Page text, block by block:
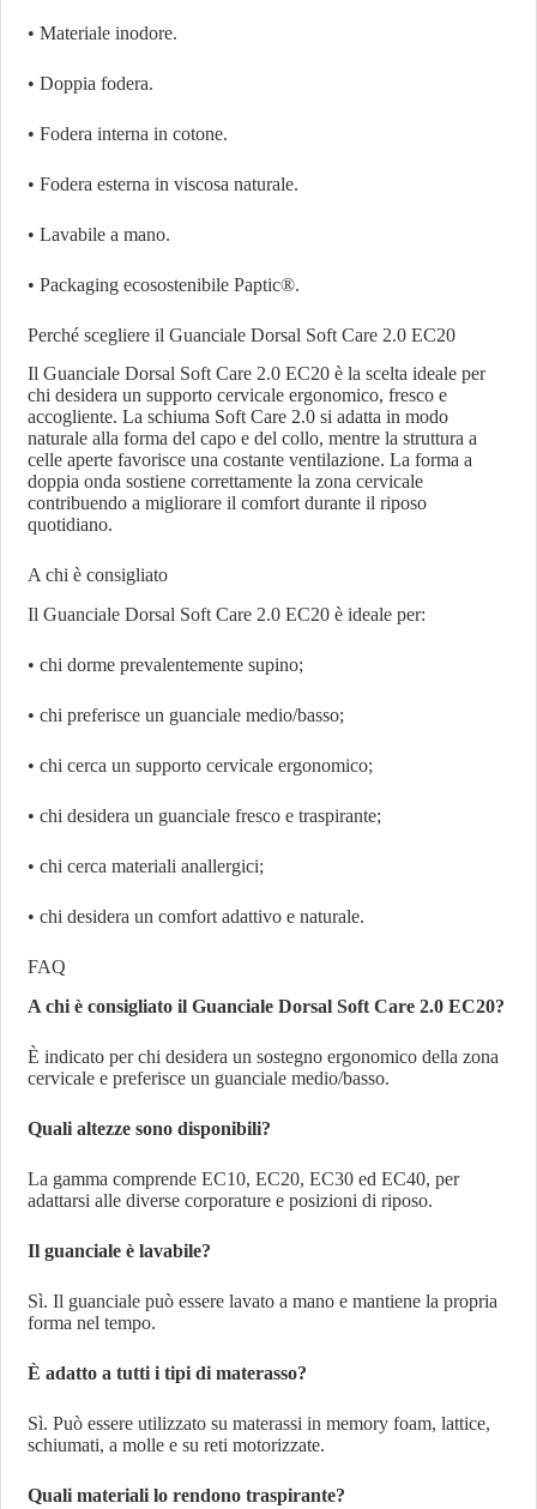
• Materiale inodore.
• Doppia fodera.
• Fodera interna in cotone.
• Fodera esterna in viscosa naturale.
• Lavabile a mano.
• Packaging ecosostenibile Paptic®.
Perché scegliere il Guanciale Dorsal Soft Care 2.0 EC20
Il Guanciale Dorsal Soft Care 2.0 EC20 è la scelta ideale per
chi desidera un supporto cervicale ergonomico, fresco e
accogliente. La schiuma Soft Care 2.0 si adatta in modo
naturale alla forma del capo e del collo, mentre la struttura a
celle aperte favorisce una costante ventilazione. La forma a
doppia onda sostiene correttamente la zona cervicale
contribuendo a migliorare il comfort durante il riposo
quotidiano.
A chi è consigliato
Il Guanciale Dorsal Soft Care 2.0 EC20 è ideale per:
• chi dorme prevalentemente supino;
• chi preferisce un guanciale medio/basso;
• chi cerca un supporto cervicale ergonomico;
• chi desidera un guanciale fresco e traspirante;
• chi cerca materiali anallergici;
• chi desidera un comfort adattivo e naturale.
FAQ
A chi è consigliato il Guanciale Dorsal Soft Care 2.0 EC20?
È indicato per chi desidera un sostegno ergonomico della zona
cervicale e preferisce un guanciale medio/basso.
Quali altezze sono disponibili?
La gamma comprende EC10, EC20, EC30 ed EC40, per
adattarsi alle diverse corporature e posizioni di riposo.
Il guanciale è lavabile?
Sì. Il guanciale può essere lavato a mano e mantiene la propria
forma nel tempo.
È adatto a tutti i tipi di materasso?
Sì. Può essere utilizzato su materassi in memory foam, lattice,
schiumati, a molle e su reti motorizzate.
Quali materiali lo rendono traspirante?